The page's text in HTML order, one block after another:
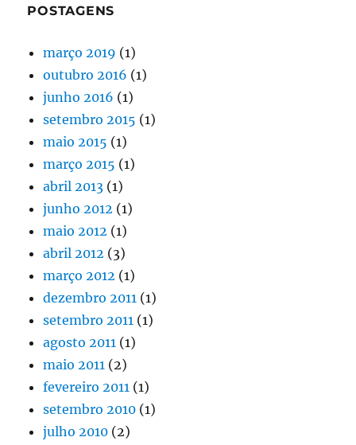
POSTAGENS
março 2019 (1)
outubro 2016 (1)
junho 2016 (1)
setembro 2015 (1)
maio 2015 (1)
março 2015 (1)
abril 2013 (1)
junho 2012 (1)
maio 2012 (1)
abril 2012 (3)
março 2012 (1)
dezembro 2011 (1)
setembro 2011 (1)
agosto 2011 (1)
maio 2011 (2)
fevereiro 2011 (1)
setembro 2010 (1)
julho 2010 (2)